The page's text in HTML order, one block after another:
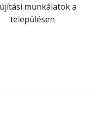
munkálatok a
településen